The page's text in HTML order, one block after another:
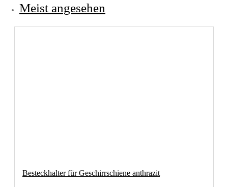
Meist angesehen
Besteckhalter für Geschirrschiene anthrazit